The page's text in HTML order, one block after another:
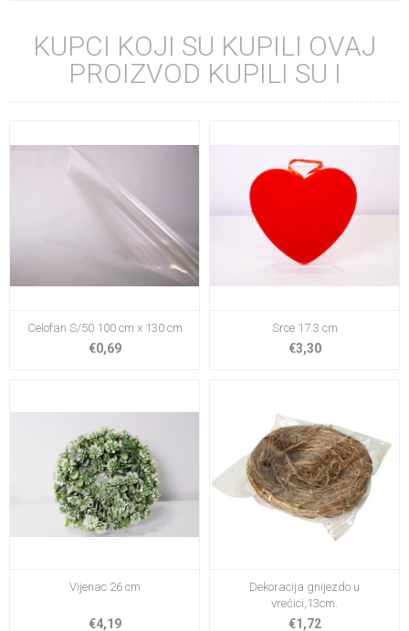
KUPCI KOJI SU KUPILI OVAJ
PROIZVOD KUPILI SU I
Celofan S/50 100 cm x 130 cm
€0,69
Srce 17.3 cm
€3,30
Vijenac 26 cm
€4,19
Dekoracija gnijezdo u
vrećici,13cm.
€1,72